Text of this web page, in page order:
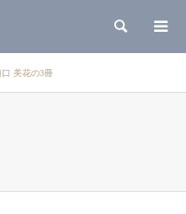
検索
美花の3冊